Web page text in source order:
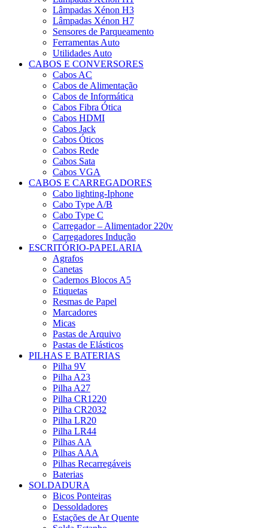
Lâmpadas Xénon H3
Lâmpadas Xénon H7
Sensores de Parqueamento
Ferramentas Auto
Utilidades Auto
CABOS E CONVERSORES
Cabos AC
Cabos de Alimentação
Cabos de Informática
Cabos Fibra Ótica
Cabos HDMI
Cabos Jack
Cabos Óticos
Cabos Rede
Cabos Sata
Cabos VGA
CABOS E CARREGADORES
Cabo lighting-Iphone
Cabo Type A/B
Cabo Type C
Carregador – Alimentador 220v
Carregadores Indução
ESCRITÓRIO-PAPELARIA
Agrafos
Canetas
Cadernos Blocos A5
Etiquetas
Resmas de Papel
Marcadores
Micas
Pastas de Arquivo
Pastas de Elásticos
PILHAS E BATERIAS
Pilha 9V
Pilha A23
Pilha A27
Pilha CR1220
Pilha CR2032
Pilha LR20
Pilha LR44
Pilhas AA
Pilhas AAA
Pilhas Recarregáveis
Baterias
SOLDADURA
Bicos Ponteiras
Dessoldadores
Estações de Ar Quente